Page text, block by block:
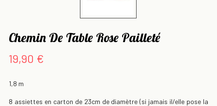
Chemin De Table Rose Pailleté
19,90 €
1,8 m
8 assiettes en carton de 23cm de diamètre (si jamais il/elle pose la